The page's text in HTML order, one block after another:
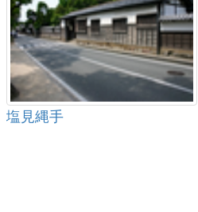
塩見縄手